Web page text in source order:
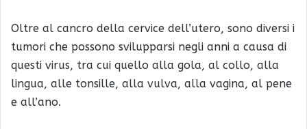
Oltre al cancro della cervice dell’utero, sono diversi i
tumori che possono svilupparsi negli anni a causa di
questi virus, tra cui quello alla gola, al collo, alla
lingua, alle tonsille, alla vulva, alla vagina, al pene
e all’ano.